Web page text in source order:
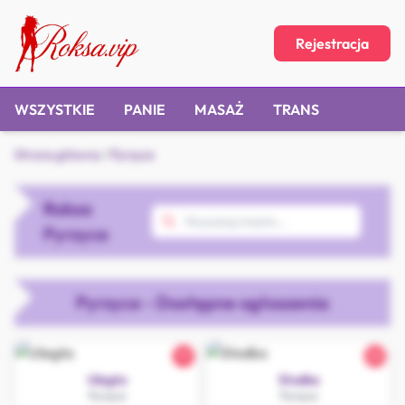
Rejestracja
WSZYSTKIE PANIE MASAŻ TRANS
Strona główna Pyrzyce
Roksa
Pyrzyce
Pyrzyce - Dostępne ogłoszenia
Uległa Słodka